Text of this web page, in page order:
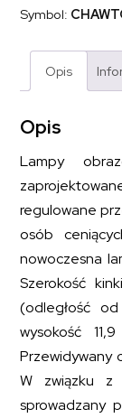
obrazówka
dwa
światła
polerowany
Symbol:
Opis
Opis
Lampy
regulowane
osób
nowoczesna
Szerokość
(odległość
wysokość
Przewidywany
W związku
sprowadzany